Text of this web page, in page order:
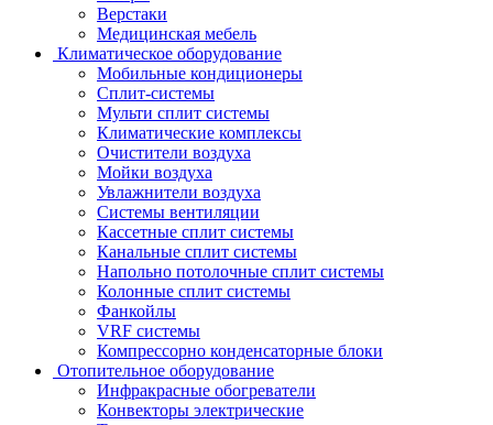
Верстаки
Медицинская мебель
Климатическое оборудование
Мобильные кондиционеры
Сплит-системы
Мульти сплит системы
Климатические комплексы
Очистители воздуха
Мойки воздуха
Увлажнители воздуха
Системы вентиляции
Кассетные сплит системы
Канальные сплит системы
Напольно потолочные сплит системы
Колонные сплит системы
Фанкойлы
VRF системы
Компрессорно конденсаторные блоки
Отопительное оборудование
Инфракрасные обогреватели
Конвекторы электрические